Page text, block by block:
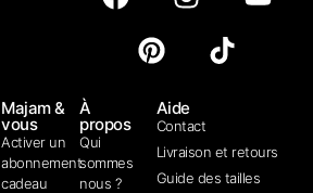
Aide
Contact
Livraison et retours
Guide des tailles
À
propos
Qui
sommes
nous ?
Majam &
vous
Activer un
abonnement
cadeau